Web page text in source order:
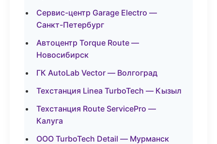
Сервис-центр Garage Electro —
Санкт-Петербург
Автоцентр Torque Route —
Новосибирск
ГК AutoLab Vector — Волгоград
Техстанция Linea TurboTech — Кызыл
Техстанция Route ServicePro —
Калуга
ООО TurboTech Detail — Мурманск